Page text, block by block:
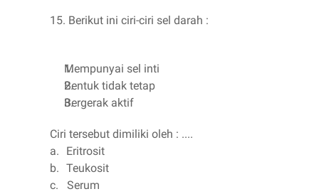
15. Berikut ini ciri-ciri sel darah :
Mempunyai sel inti
Bentuk tidak tetap
Bergerak aktif
Ciri tersebut dimiliki oleh : ....
a.
Eritrosit
b. Teukosit
c.
Serum